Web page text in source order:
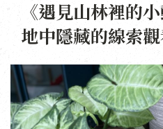
《遇見山林裡的
地中隱藏的線索